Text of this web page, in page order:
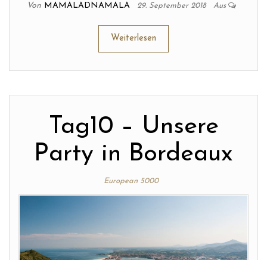
Von MAMALADNAMALA 29. September 2018 Aus
Weiterlesen
Tag10 – Unsere
Party in Bordeaux
European 5000